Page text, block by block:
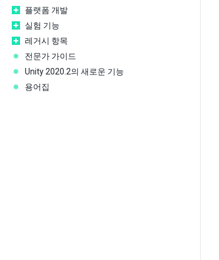
플랫폼 개발
실험 기능
레거시 항목
전문가 가이드
Unity 2020.2의 새로운 기능
용어집